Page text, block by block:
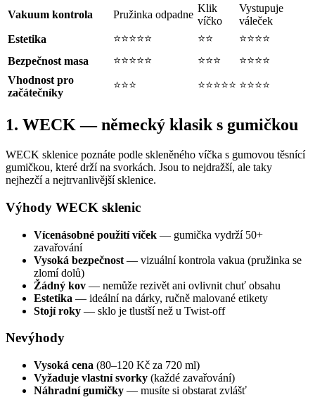
Vakuum kontrola Pružinka odpadne
Klik
víčko
Vystupuje
váleček
Estetika
⭐⭐⭐⭐⭐ ⭐⭐
⭐⭐⭐⭐
Bezpečnost masa
⭐⭐⭐⭐⭐ ⭐⭐⭐
⭐⭐⭐⭐
Vhodnost pro
začátečníky
⭐⭐⭐ ⭐⭐⭐⭐⭐ ⭐⭐⭐⭐
1. WECK — německý klasik s gumičkou
WECK sklenice poznáte podle skleněného víčka s gumovou těsnící
gumičkou, které drží na svorkách. Jsou to nejdražší, ale taky
nejhezčí a nejtrvanlivější sklenice.
Výhody WECK sklenic
Vícenásobné použití víček — gumička vydrží 50+
zavařování
Vysoká bezpečnost — vizuální kontrola vakua (pružinka se
zlomí dolů)
Žádný kov — nemůže rezivět ani ovlivnit chuť obsahu
Estetika — ideální na dárky, ručně malované etikety
Stojí roky — sklo je tlustší než u Twist-off
Nevýhody
Vysoká cena (80–120 Kč za 720 ml)
Vyžaduje vlastní svorky (každé zavařování)
Náhradní gumičky — musíte si obstarat zvlášť